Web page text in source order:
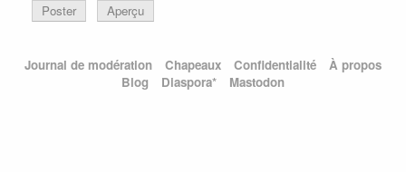
Poster Aperçu
Journal de modération Chapeaux Confidentialité
À propos
Blog
Diaspora* Mastodon